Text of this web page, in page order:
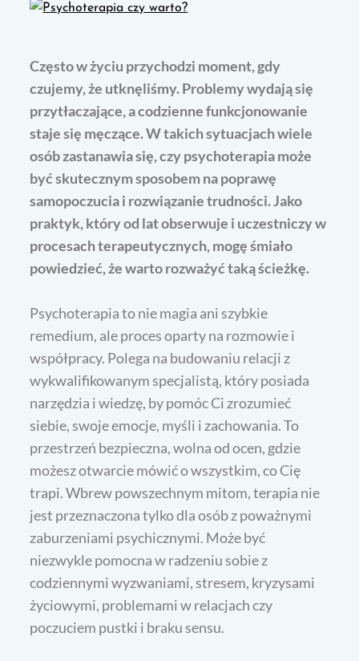
Często w życiu przychodzi moment, gdy
czujemy, że utknęliśmy. Problemy wydają się
przytłaczające, a codzienne funkcjonowanie
staje się męczące. W takich sytuacjach wiele
osób zastanawia się, czy psychoterapia może
być skutecznym sposobem na poprawę
samopoczucia i rozwiązanie trudności. Jako
praktyk, który od lat obserwuje i uczestniczy w
procesach terapeutycznych, mogę śmiało
powiedzieć, że warto rozważyć taką ścieżkę.
Psychoterapia to nie magia ani szybkie
remedium, ale proces oparty na rozmowie i
współpracy. Polega na budowaniu relacji z
wykwalifikowanym specjalistą, który posiada
narzędzia i wiedzę, by pomóc Ci zrozumieć
siebie, swoje emocje, myśli i zachowania. To
przestrzeń bezpieczna, wolna od ocen, gdzie
możesz otwarcie mówić o wszystkim, co Cię
trapi. Wbrew powszechnym mitom, terapia nie
jest przeznaczona tylko dla osób z poważnymi
zaburzeniami psychicznymi. Może być
niezwykle pomocna w radzeniu sobie z
codziennymi wyzwaniami, stresem, kryzysami
życiowymi, problemami w relacjach czy
poczuciem pustki i braku sensu.